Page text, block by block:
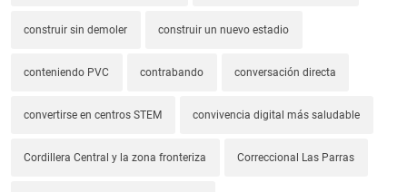
construir sin demoler construir un nuevo estadio
conteniendo PVC contrabando conversación directa
convertirse en centros STEM convivencia digital más saludable
Cordillera Central y la zona fronteriza Correccional Las Parras